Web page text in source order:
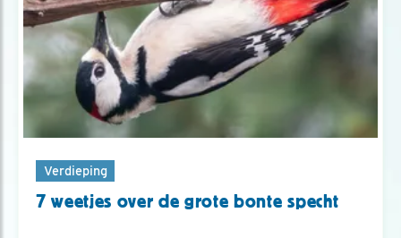
Verdieping
7 weetjes over de grote bonte specht